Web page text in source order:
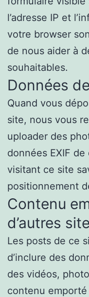
l’adresse IP et
votre browser
de nous aider à
souhaitables.
Données
Quand vous
site, nous vous
uploader des
données EXIF
visitant ce site
positionnement
Contenu
d’autres
Les posts de ce
d’inclure des
des vidéos,
contenu emporté